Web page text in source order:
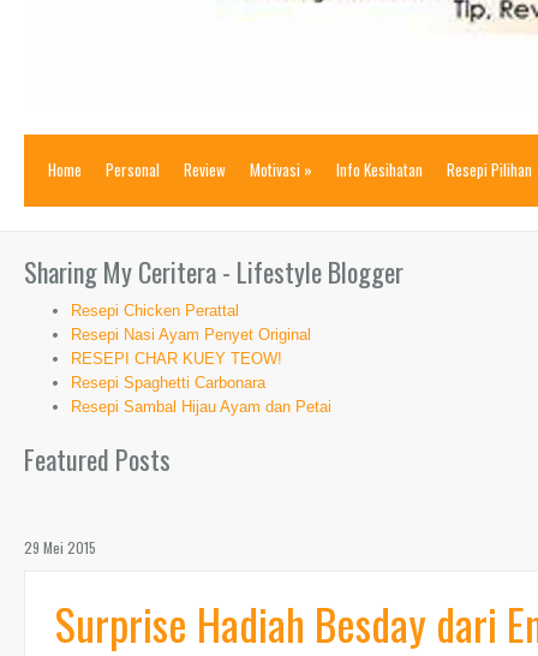
Home Personal Review Motivasi » Info Kesihatan Resepi Pilihan
Sharing My Ceritera - Lifestyle Blogger
Resepi Chicken Perattal
Resepi Nasi Ayam Penyet Original
RESEPI CHAR KUEY TEOW!
Resepi Spaghetti Carbonara
Resepi Sambal Hijau Ayam dan Petai
Featured Posts
29 Mei 2015
Surprise Hadiah Besday dari